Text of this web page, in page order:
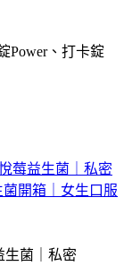
莓益生菌｜私密
開箱｜女生口服